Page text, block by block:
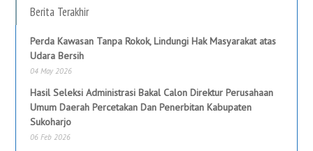
Berita Terakhir
Perda Kawasan Tanpa Rokok, Lindungi Hak Masyarakat atas
Udara Bersih
04 May 2026
Hasil Seleksi Administrasi Bakal Calon Direktur Perusahaan
Umum Daerah Percetakan Dan Penerbitan Kabupaten
Sukoharjo
06 Feb 2026